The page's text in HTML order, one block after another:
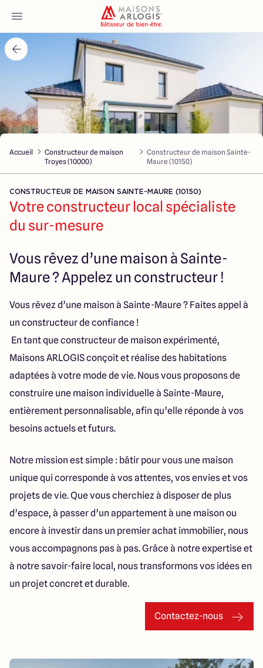
Accueil
Nos maisons
Nos annonces
Votre projet
Qui sommes-nous
Maisons ARLOGIS Aube
40 Route de Troyes
10120 Saint-Germain
4.6 4.8
Accueil
Constructeur de maison
Troyes (10000)
Constructeur de maison Sainte-
Maure (10150)
CONSTRUCTEUR DE MAISON SAINTE-MAURE (10150)
Votre constructeur local spécialiste
du sur-mesure
Vous rêvez d’une maison à Sainte-
Maure ? Appelez un constructeur !
Vous rêvez d’une maison à Sainte-Maure ? Faites appel à
un constructeur de confiance !
En tant que constructeur de maison expérimenté,
Maisons ARLOGIS conçoit et réalise des habitations
adaptées à votre mode de vie. Nous vous proposons de
construire une maison individuelle à Sainte-Maure,
entièrement personnalisable, afin qu’elle réponde à vos
besoins actuels et futurs.
Notre mission est simple : bâtir pour vous une maison
unique qui corresponde à vos attentes, vos envies et vos
projets de vie. Que vous cherchiez à disposer de plus
d’espace, à passer d’un appartement à une maison ou
encore à investir dans un premier achat immobilier, nous
vous accompagnons pas à pas. Grâce à notre expertise et
à notre savoir-faire local, nous transformons vos idées en
un projet concret et durable.
Contactez-nous